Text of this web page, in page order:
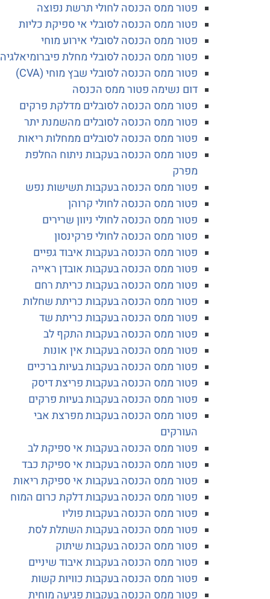
פטור ממס הכנסה לחולי תרשת נפוצה
פטור ממס הכנסה לסובלי אי ספיקת כליות
פטור ממס הכנסה לסובלי אירוע מוחי
פטור ממס הכנסה לסובלי מחלת פיברומיאלגיה
פטור ממס הכנסה לסובלי שבץ מוחי (CVA)
דום נשימה פטור ממס הכנסה
פטור ממס הכנסה לסובלים מדלקת פרקים
פטור ממס הכנסה לסובלים מהשמנת יתר
פטור ממס הכנסה לסובלים ממחלות ריאות
פטור ממס הכנסה בעקבות ניתוח החלפת
פטור ממס הכנסה בעקבות תשישות נפש
פטור ממס הכנסה לחולי קרוהן
פטור ממס הכנסה לחולי ניוון שרירים
פטור ממס הכנסה לחולי פרקינסון
פטור ממס הכנסה בעקבות איבוד גפיים
פטור ממס הכנסה בעקבות אובדן ראייה
פטור ממס הכנסה בעקבות כריתת רחם
פטור ממס הכנסה בעקבות כריתת שחלות
פטור ממס הכנסה בעקבות כריתת שד
פטור ממס הכנסה בעקבות התקף לב
פטור ממס הכנסה בעקבות אין אונות
פטור ממס הכנסה בעקבות בעיות ברכיים
פטור ממס הכנסה בעקבות פריצת דיסק
פטור ממס הכנסה בעקבות בעיות פרקים
פטור ממס הכנסה בעקבות מפרצת אבי
העורקים
פטור ממס הכנסה בעקבות אי ספיקת לב
פטור ממס הכנסה בעקבות אי ספיקת כבד
פטור ממס הכנסה בעקבות אי ספיקת ריאות
פטור ממס הכנסה בעקבות דלקת כרום המוח
פטור ממס הכנסה בעקבות פוליו
פטור ממס הכנסה בעקבות השתלת לסת
פטור ממס הכנסה בעקבות שיתוק
פטור ממס הכנסה בעקבות איבוד שיניים
פטור ממס הכנסה בעקבות כוויות קשות
פטור ממס הכנסה בעקבות פגיעה מוחית